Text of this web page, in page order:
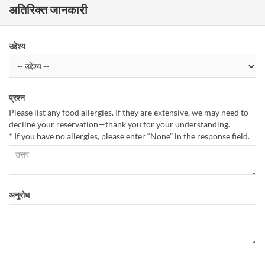
अतिरिक्त जानकारी
उद्देश्य
प्रश्न
Please list any food allergies. If they are extensive, we may need to
decline your reservation—thank you for your understanding.
* If you have no allergies, please enter “None” in the response field.
अनुरोध